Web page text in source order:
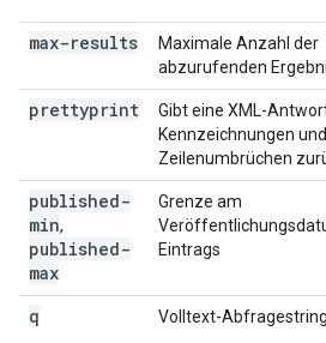
max-results
Maximale Anzahl der
abzurufenden
prettyprint
Gibt eine XML-
Kennzeichnungen und
Zeilenumbrüchen
published-
min,
published-
max
Grenze am
Eintrags
q Volltext-Abfragestring